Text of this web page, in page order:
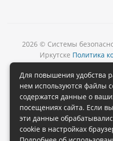
2026 © Системы
Иркутске Политика
Для повышения удобства
нем используются файлы
содержатся данные о
посещениях сайта. Если
эти данные
cookie в настройках